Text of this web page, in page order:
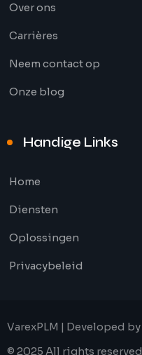
Over ons
Carrières
Neem contact op
Onze blog
Handige Links
Home
Diensten
Oplossingen
Privacybeleid
VarexPLM | Developed by
© 2025 All rights